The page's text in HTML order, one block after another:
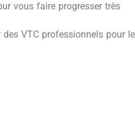
vous faire progresser très
des VTC professionnels pour